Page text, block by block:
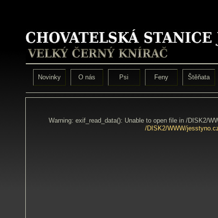
Novinky O nás Psi Feny Štěňata
Warning: exif_read_data(): Unable to open file in /DISK2/
/DISK2/WWW/